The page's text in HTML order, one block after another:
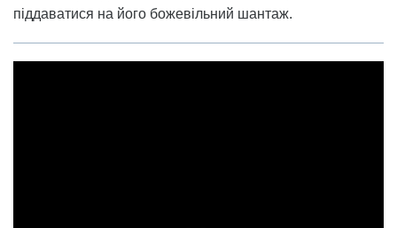
піддаватися на його божевільний шантаж.